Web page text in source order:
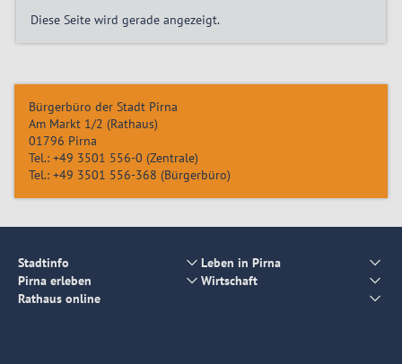
Diese Seite wird gerade angezeigt.
Bürgerbüro der Stadt Pirna
Am Markt 1/2 (Rathaus)
01796 Pirna
Tel.: +49 3501 556-0 (Zentrale)
Tel.: +49 3501 556-368 (Bürgerbüro)
Stadtinfo
Leben in Pirna
Pirna erleben
Wirtschaft
Rathaus online